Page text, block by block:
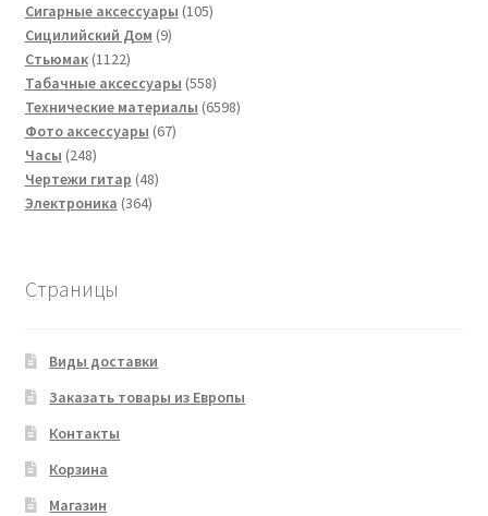
товаров
Сигарные аксессуары 105105
Сицилийский Дом 99
Стьюмак 11221122
товара
Табачные аксессуары 558558
товаров
Технические материалы 65986598
Фото аксессуары 6767
Часы 248248
товаров
Чертежи гитар 4848
Электроника 364364
Страницы
Виды доставки
Заказать товары из Европы
Контакты
Корзина
Магазин